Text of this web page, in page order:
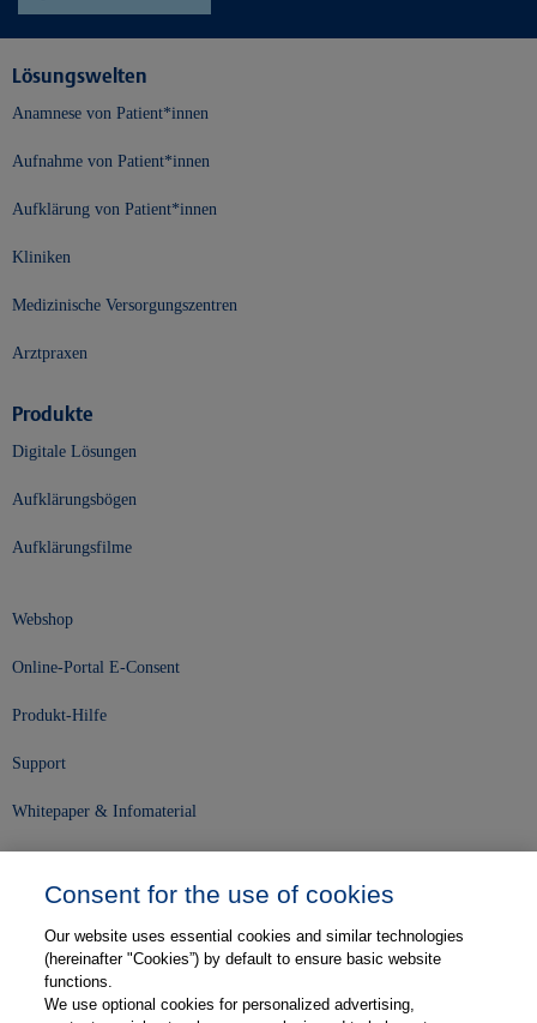
Lösungswelten
Anamnese von Patient*innen
Aufnahme von Patient*innen
Aufklärung von Patient*innen
Kliniken
Medizinische Versorgungszentren
Arztpraxen
Produkte
Digitale Lösungen
Aufklärungsbögen
Aufklärungsfilme
Webshop
Online-Portal E-Consent
Produkt-Hilfe
Support
Whitepaper & Infomaterial
Karriere
Kontakt
Consent for the use of cookies
Our website uses essential cookies and similar technologies
(hereinafter "Cookies”) by default to ensure basic website
functions.
We use optional cookies for personalized advertising,